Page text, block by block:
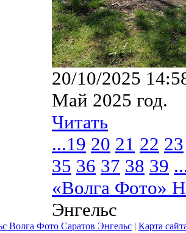
20/10/2025
Май 2025 год.
Читать
...19 20 21 22 23
35 36 37 38 39
«Волга Фото»
Энгельс
Волга Фото Саратов Энгельс | Карта